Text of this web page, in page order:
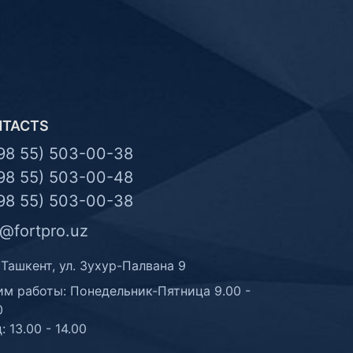
55) 503-00-38
55) 503-00-48
55) 503-00-38
ул. Зухур-Палвана 9
работы: Понедельник-Пятница 9.00 -
13.00 - 14.00